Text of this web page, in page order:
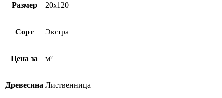
Размер 20х120
Сорт Экстра
Цена за м²
Древесина Лиственница